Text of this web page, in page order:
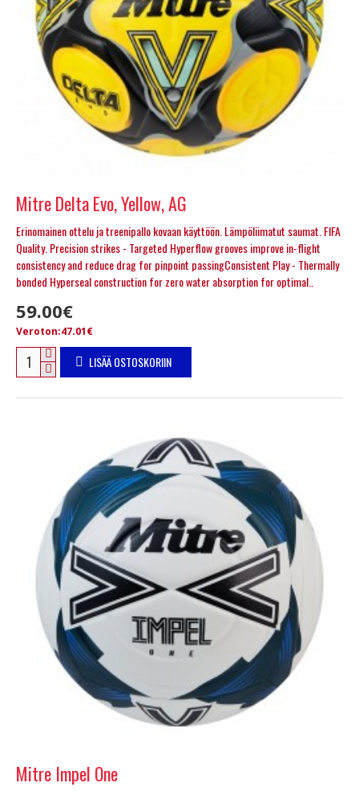
Mitre Delta Evo, Yellow, AG
Erinomainen ottelu ja treenipallo kovaan käyttöön. Lämpöliimatut saumat. FIFA
Quality. Precision strikes - Targeted Hyperflow grooves improve in-flight
consistency and reduce drag for pinpoint passingConsistent Play - Thermally
bonded Hyperseal construction for zero water absorption for optimal..
59.00€
Veroton:47.01€
LISÄÄ OSTOSKORIIN
Mitre Impel One